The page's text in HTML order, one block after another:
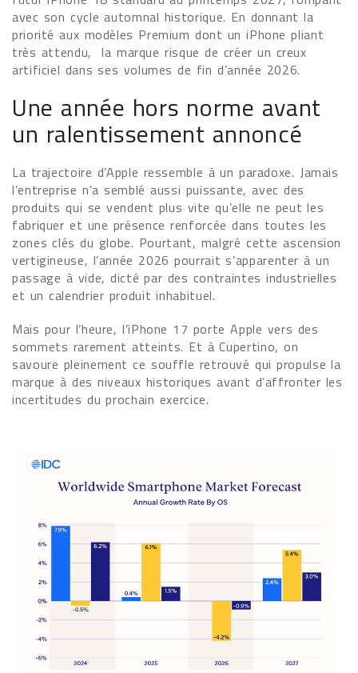
avec son cycle automnal historique. En donnant la
priorité aux modèles Premium dont un iPhone pliant
très attendu, la marque risque de créer un creux
artificiel dans ses volumes de fin d’année 2026.
Une année hors norme avant
un ralentissement annoncé
La trajectoire d’Apple ressemble à un paradoxe. Jamais
l’entreprise n’a semblé aussi puissante, avec des
produits qui se vendent plus vite qu’elle ne peut les
fabriquer et une présence renforcée dans toutes les
zones clés du globe. Pourtant, malgré cette ascension
vertigineuse, l’année 2026 pourrait s’apparenter à un
passage à vide, dicté par des contraintes industrielles
et un calendrier produit inhabituel.
Mais pour l’heure, l’iPhone 17 porte Apple vers des
sommets rarement atteints. Et à Cupertino, on
savoure pleinement ce souffle retrouvé qui propulse la
marque à des niveaux historiques avant d’affronter les
incertitudes du prochain exercice.